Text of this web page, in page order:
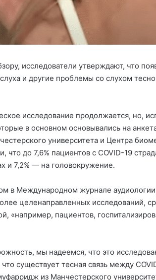
исследователи утверждают, что
и другие проблемы со слухом
исследование продолжается, но,
в основном основывались на
университета и Центра
что до 7,6% пациентов с COVID-19
и 7,2% — на головокружение.
в Международном журнале
целенаправленных исследований,
«например, пациентов,
мы надеемся, что это
существует тесная связь между
из Манчестерского